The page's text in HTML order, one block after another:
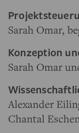
Sarah Omar,
Konzeption
Sarah Omar
Alexander
Chantal